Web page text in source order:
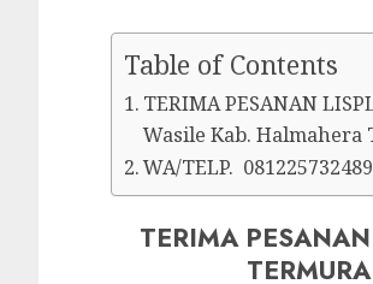
Table of Contents
TERIMA PESANAN
Wasile Kab. Halmahera
WA/TELP.
TERIMA